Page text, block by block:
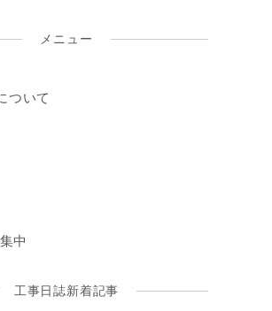
メニュー
ついて
中
工事日誌新着記事